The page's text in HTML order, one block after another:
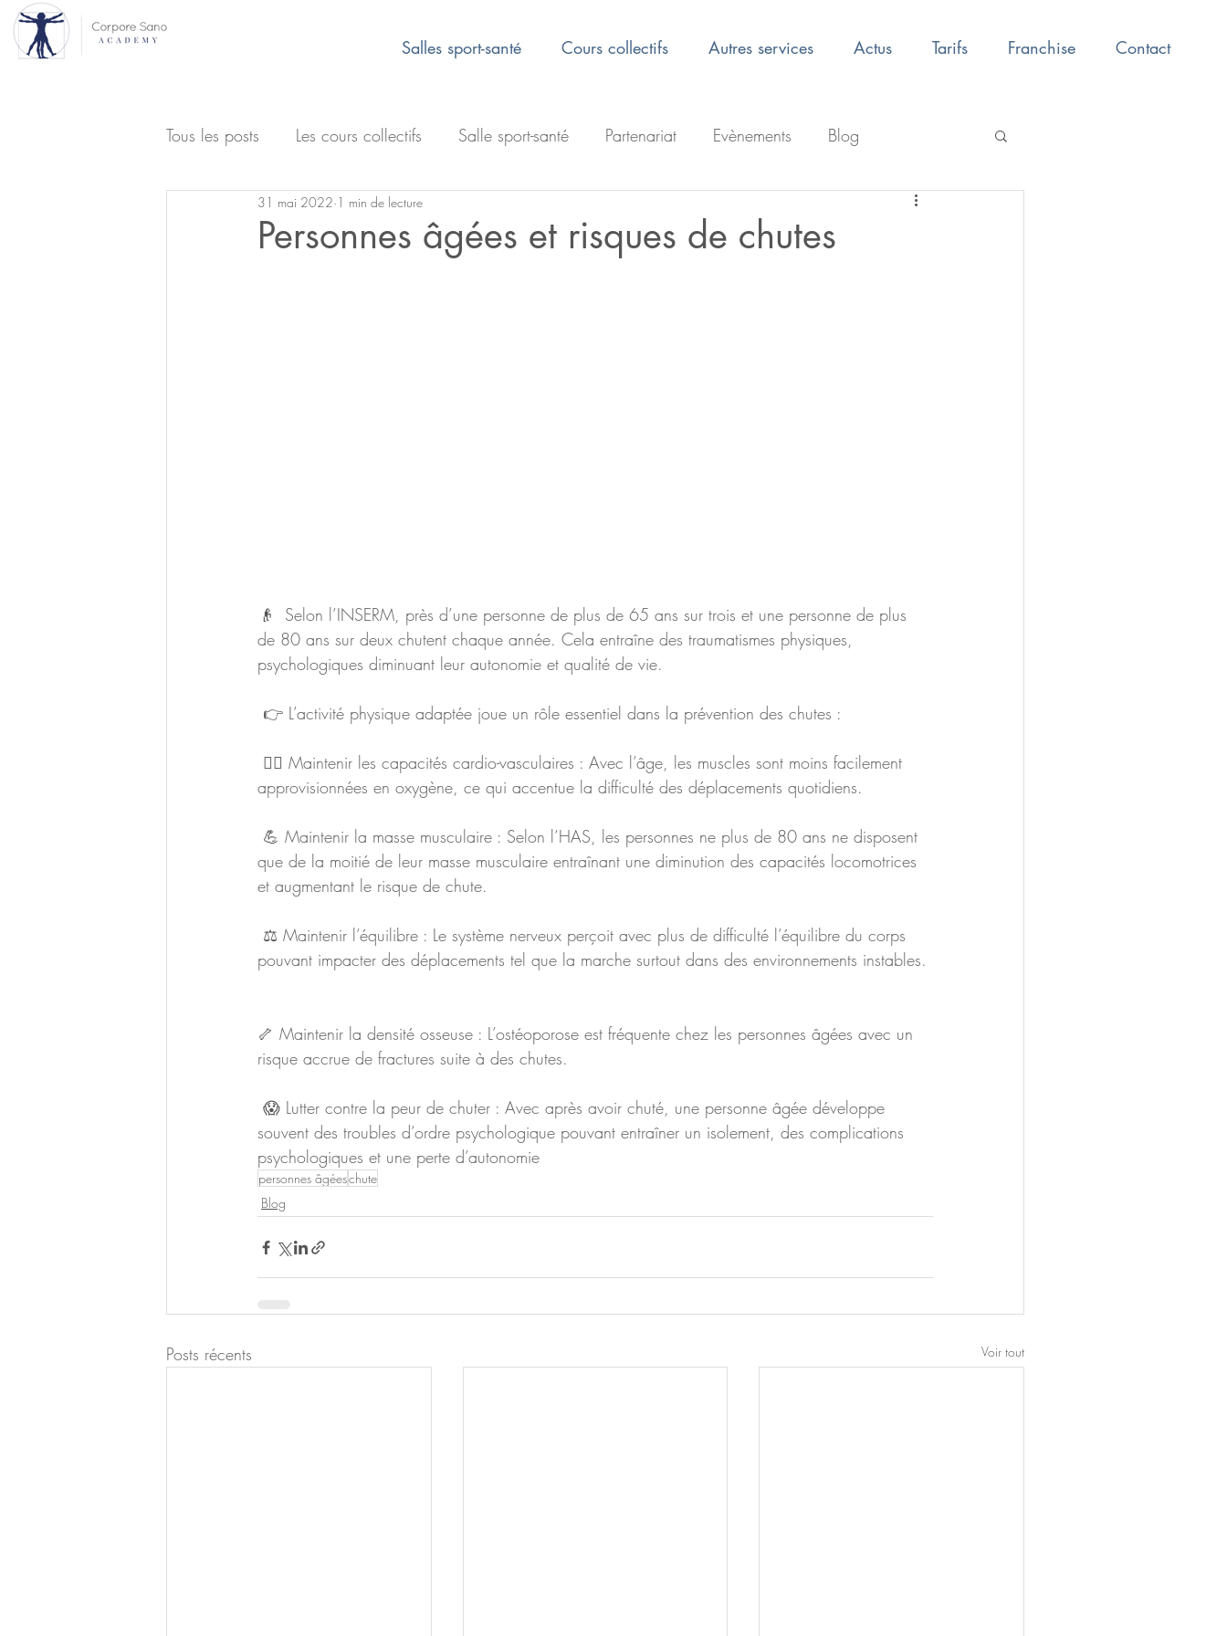
Salles sport-santé Cours collectifs Autres services Actus Tarifs Franchise Contact
Tous les posts Les cours collectifs Salle sport-santé Partenariat Evènements Blog
Personnes âgées et risques de chutes
31 mai 2022 1 min de lecture
👴  Selon l’INSERM, près d’une personne de plus de 65 ans sur trois et une personne de plus
de 80 ans sur deux chutent chaque année. Cela entraîne des traumatismes physiques,
psychologiques diminuant leur autonomie et qualité de vie.
👉 L’activité physique adaptée joue un rôle essentiel dans la prévention des chutes :
approvisionnées en oxygène, ce qui accentue la difficulté des déplacements quotidiens.
que de la moitié de leur masse musculaire entraînant une diminution des capacités locomotrices
et augmentant le risque de chute.
pouvant impacter des déplacements tel que la marche surtout dans des environnements instables.
🦴 Maintenir la densité osseuse : L’ostéoporose est fréquente chez les personnes âgées avec un
risque accrue de fractures suite à des chutes.
souvent des troubles d’ordre psychologique pouvant entraîner un isolement, des complications
psychologiques et une perte d’autonomie
personnes âgéeschute
Blog
Posts récents Voir tout